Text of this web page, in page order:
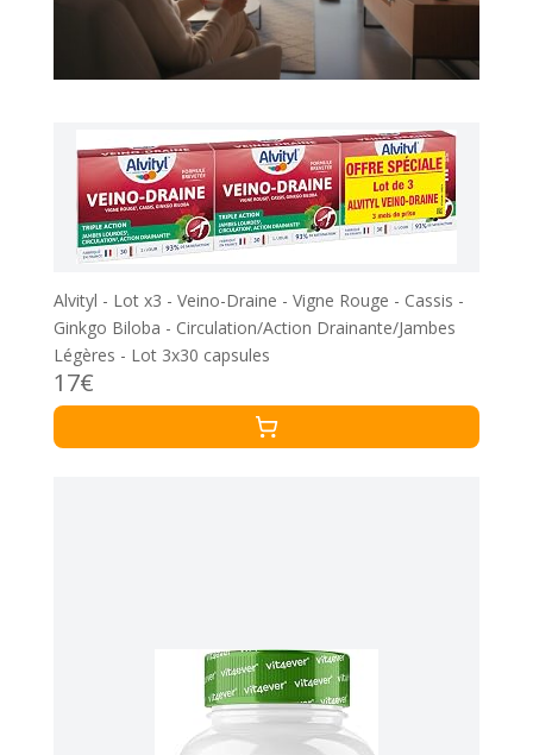
Alvityl - Lot x3 - Veino-Draine - Vigne Rouge - Cassis -
Ginkgo Biloba - Circulation/Action Drainante/Jambes
Légères - Lot 3x30 capsules
17€